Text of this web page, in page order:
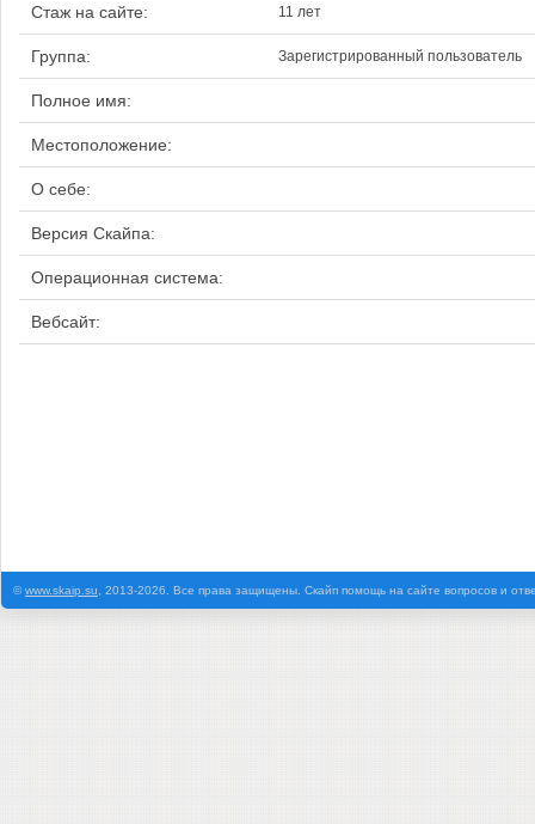
Стаж на сайте: 11 лет
Группа: Зарегистрированный пользователь
Полное имя:
Местоположение:
О себе:
Версия Скайпа:
Операционная система:
Вебсайт:
©www.skaip.su , 2013-2026. Все права защищены. Скайп помощь на сайте вопросов и